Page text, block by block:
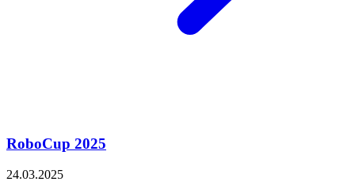
RoboCup 2025
24.03.2025